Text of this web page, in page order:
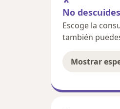
No
Escoge la
también
Mostrar